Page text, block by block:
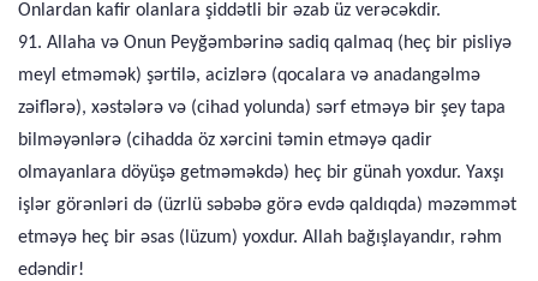
Onlardan kafir olanlara şiddətli bir əzab üz verəcəkdir.
91. Allaha və Onun Peyğəmbərinə sadiq qalmaq (heç bir pisliyə
meyl etməmək) şərtilə, acizlərə (qocalara və anadangəlmə
zəiflərə), xəstələrə və (cihad yolunda) sərf etməyə bir şey tapa
bilməyənlərə (cihadda öz xərcini təmin etməyə qadir
olmayanlara döyüşə getməməkdə) heç bir günah yoxdur. Yaxşı
işlər görənləri də (üzrlü səbəbə görə evdə qaldıqda) məzəmmət
etməyə heç bir əsas (lüzum) yoxdur. Allah bağışlayandır, rəhm
edəndir!